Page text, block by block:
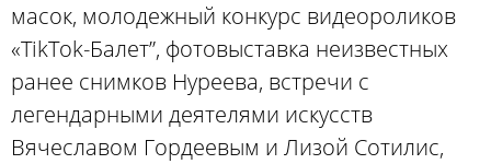
масок, молодежный конкурс видеороликов
«TikTok-Балет”, фотовыставка неизвестных
ранее снимков Нуреева, встречи с
легендарными деятелями искусств
Вячеславом Гордеевым и Лизой Сотилис,